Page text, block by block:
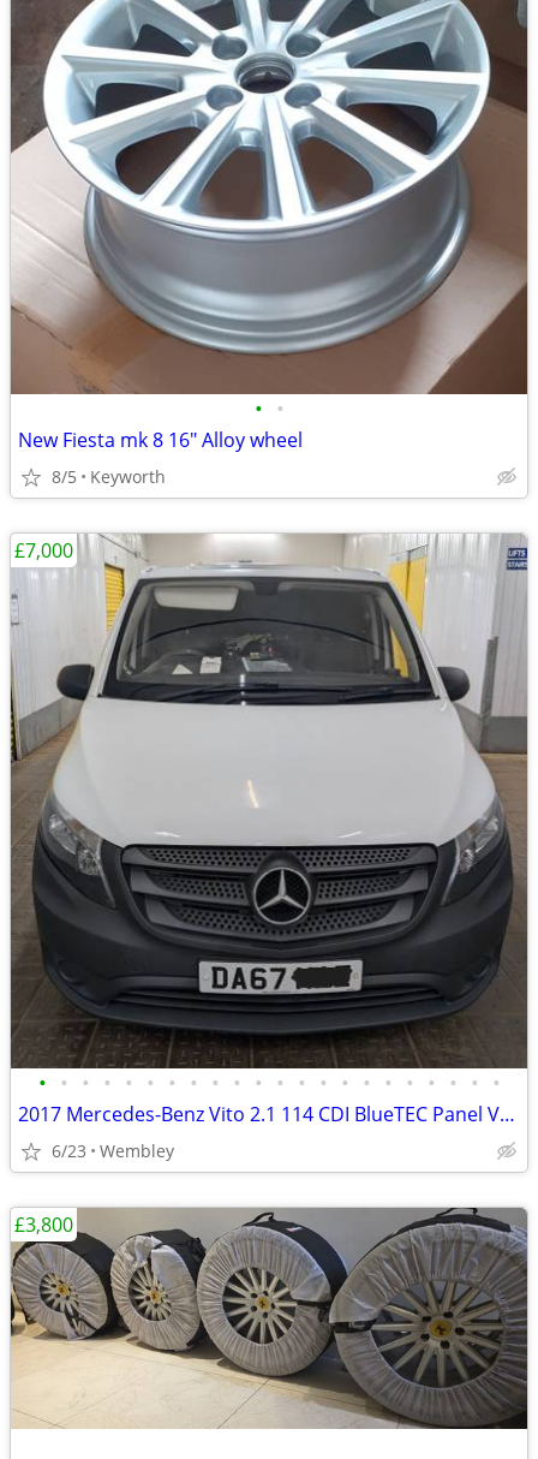
• •
New Fiesta mk 8 16" Alloy wheel
8/5 Keyworth
• • • • • • • • • • • • • • • • • • • • • •
2017 Mercedes-Benz Vito 2.1 114 CDI BlueTEC Panel Van 5dr Diesel Man
6/23 Wembley
£7,000
£3,800